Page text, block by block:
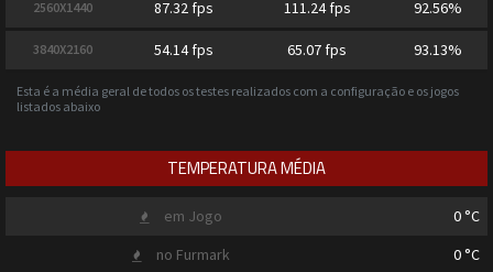
2560X1440 87.32 fps 111.24 fps 92.56%
3840X2160 54.14 fps 65.07 fps 93.13%
Esta é a média geral de todos os testes realizados com a configuração e os jogos
listados abaixo
TEMPERATURA MÉDIA
em Jogo 0 °C
no Furmark
0 °C